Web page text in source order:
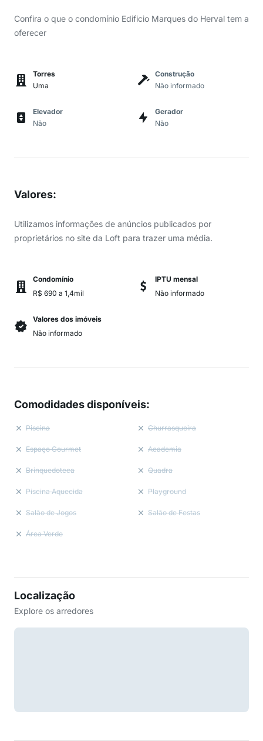
Confira o que o condomínio Edificio Marques do Herval tem a
oferecer
Torres
Uma
Construção
Não informado
Elevador
Não
Gerador
Não
Valores:
Utilizamos informações de anúncios publicados por
proprietários no site da Loft para trazer uma média.
Condomínio
R$ 690 a 1,4mil
IPTU mensal
Não informado
Valores dos imóveis
Não informado
Comodidades disponíveis:
Piscina Churrasqueira
Espaço Gourmet Academia
Brinquedoteca Quadra
Piscina Aquecida Playground
Salão de Jogos Salão de Festas
Área Verde
Localização
Explore os arredores